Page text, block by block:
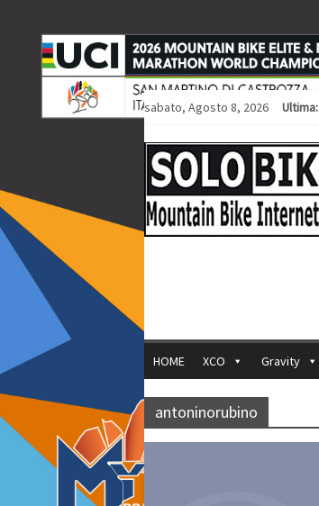
sabato, Agosto 8, 2026 Ultima:
HOME XCO Gravity
antoninorubino